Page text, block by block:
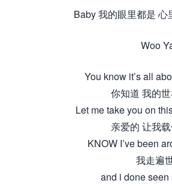
Baby 我的眼里都是 心
Woo
You know it’s all
你知道 我的
Let me take you on
亲爱的 让我
KNOW I’ve been
我走遍
and i done seen